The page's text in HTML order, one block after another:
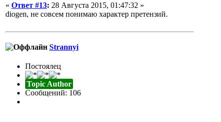
« Ответ #13: 28 Августа 2015, 01:47:32 »
diogen, не совсем понимаю характер претензий.
Strannyi
Постоялец
Topic Author
Сообщений: 106